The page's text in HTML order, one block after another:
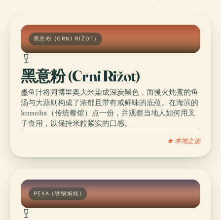
黑意粉 (CRNI RIŽOT)
黑意粉 (Crni Rižot)
墨鱼汁将阿博里奥大米染成深炭黑色，而慢火炖煮的鱼
汤与大蒜则构成了浓郁且带有咸鲜味的底蕴。在海滨的
konoba（传统餐馆）点一份，并观察当地人如何用叉
子食用，以保持米粒紧实的口感。
★ 本地之选
PEKA (铁锅焖炖)